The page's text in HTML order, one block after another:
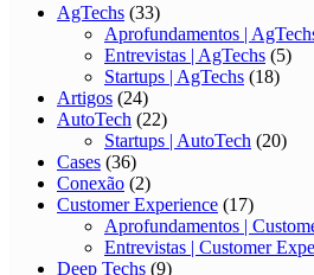
AgTechs (33)
Aprofundamentos |
Entrevistas | AgTechs (5)
Startups | AgTechs (18)
Artigos (24)
AutoTech (22)
Startups | AutoTech (20)
Cases (36)
Conexão (2)
Customer Experience (17)
Aprofundamentos |
Entrevistas | Customer
Deep Techs (9)